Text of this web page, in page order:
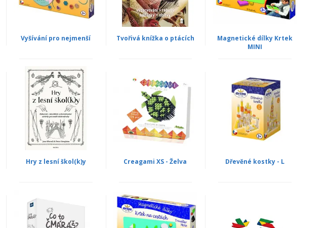
Vyšívání pro nejmenší Tvořivá knížka o ptácích
Magnetické dílky Krtek
MINI
Hry z lesní škol(k)y Creagami XS - Želva Dřevěné kostky - L